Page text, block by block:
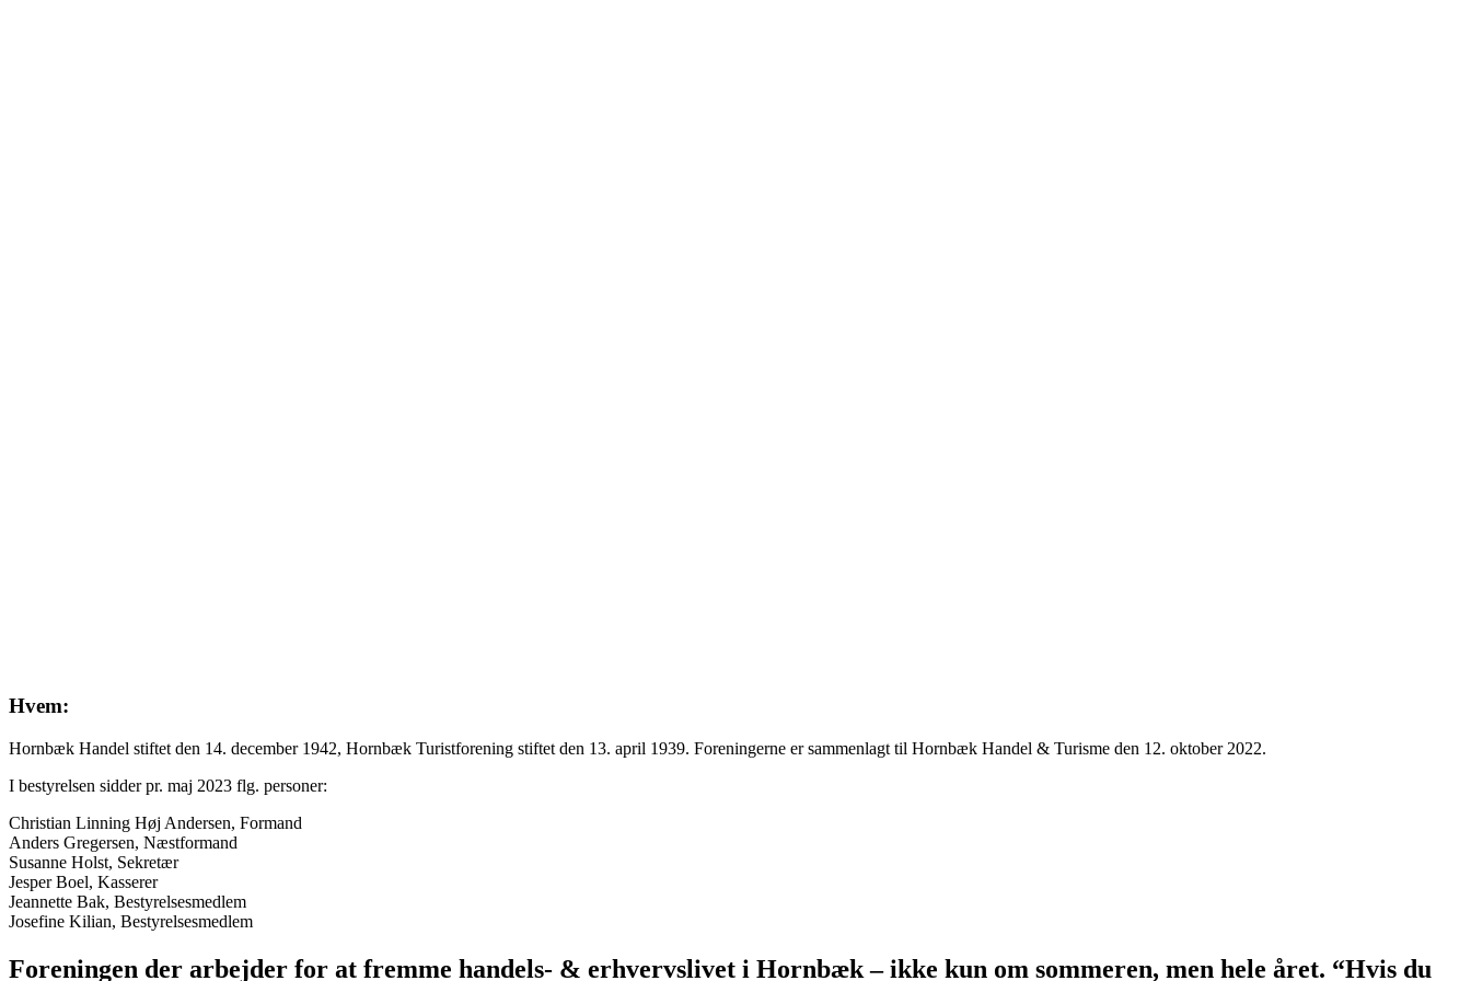
Hvem:
Hornbæk Handel stiftet den 14. december 1942, Hornbæk Turistforening stiftet den 13. april 1939. Foreningerne er sammenlagt til Hornbæk Handel & Turisme den 12. oktober 2022.
I bestyrelsen sidder pr. maj 2023 flg. personer:
Christian Linning Høj Andersen, Formand
Anders Gregersen, Næstformand
Susanne Holst, Sekretær
Jesper Boel, Kasserer
Jeannette Bak, Bestyrelsesmedlem
Josefine Kilian, Bestyrelsesmedlem
Foreningen der arbejder for at fremme handels- & erhvervslivet i Hornbæk – ikke kun om sommeren, men hele året. “Hvis du